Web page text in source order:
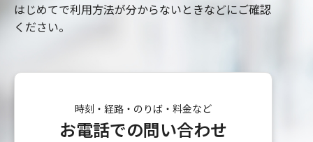
はじめてで利用方法が分からないときなどにご確認
ください。
時刻・経路・のりば・料金など
お電話での問い合わせ